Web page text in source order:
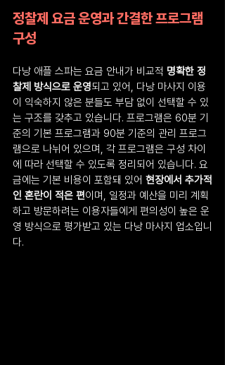
정찰제 요금 운영과 간결한 프로그램
구성
다낭 애플 스파는 요금 안내가 비교적 명확한 정
찰제 방식으로 운영되고 있어, 다낭 마사지 이용
이 익숙하지 않은 분들도 부담 없이 선택할 수 있
는 구조를 갖추고 있습니다. 프로그램은 60분 기
준의 기본 프로그램과 90분 기준의 관리 프로그
램으로 나뉘어 있으며, 각 프로그램은 구성 차이
에 따라 선택할 수 있도록 정리되어 있습니다. 요
금에는 기본 비용이 포함돼 있어 현장에서 추가적
인 혼란이 적은 편이며, 일정과 예산을 미리 계획
하고 방문하려는 이용자들에게 편의성이 높은 운
영 방식으로 평가받고 있는 다낭 마사지 업소입니
다.